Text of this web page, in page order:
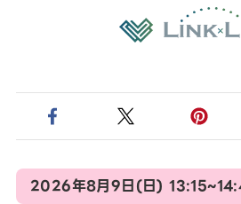
2026年8月9日(日)